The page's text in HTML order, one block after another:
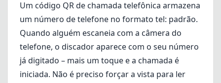
Um código QR de chamada telefônica armazena
um número de telefone no formato tel: padrão.
Quando alguém escaneia com a câmera do
telefone, o discador aparece com o seu número
já digitado – mais um toque e a chamada é
iniciada. Não é preciso forçar a vista para ler